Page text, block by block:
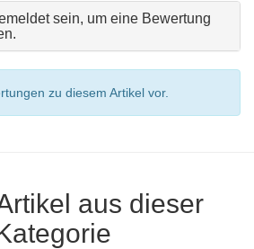
sein, um eine Bewertung
zu diesem Artikel vor.
aus dieser